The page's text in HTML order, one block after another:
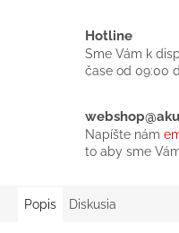
Hotline
Sme Vám k
čase od 09:00
Napíšte nám
to aby sme
Popis Diskusia